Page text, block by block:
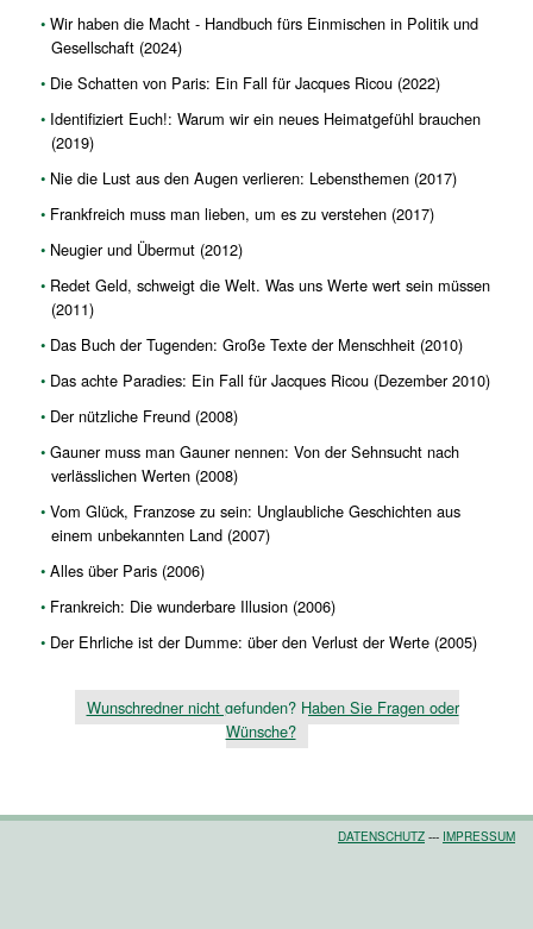
Wir haben die Macht - Handbuch fürs Einmischen in Politik und
Gesellschaft (2024)
Die Schatten von Paris: Ein Fall für Jacques Ricou (2022)
Identifiziert Euch!: Warum wir ein neues Heimatgefühl brauchen
(2019)
Nie die Lust aus den Augen verlieren: Lebensthemen (2017)
Frankfreich muss man lieben, um es zu verstehen (2017)
Neugier und Übermut (2012)
Redet Geld, schweigt die Welt. Was uns Werte wert sein müssen
(2011)
Das Buch der Tugenden: Große Texte der Menschheit (2010)
Das achte Paradies: Ein Fall für Jacques Ricou (Dezember 2010)
Der nützliche Freund (2008)
Gauner muss man Gauner nennen: Von der Sehnsucht nach
verlässlichen Werten (2008)
Vom Glück, Franzose zu sein: Unglaubliche Geschichten aus
einem unbekannten Land (2007)
Alles über Paris (2006)
Frankreich: Die wunderbare Illusion (2006)
Der Ehrliche ist der Dumme: über den Verlust der Werte (2005)
Wunschredner nicht gefunden? Haben Sie Fragen oder
Wünsche?
DATENSCHUTZ --- IMPRESSUM